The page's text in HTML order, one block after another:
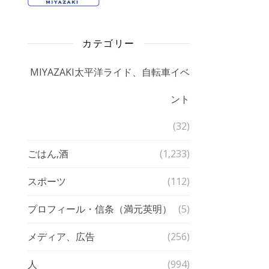
カテゴリー
MIYAZAKI太平洋ライド、自転車イベ
ント
(32)
ごはん,酒 (1,233)
スポーツ (112)
プロフィール・信条（満元英明） (5)
メディア、広告 (256)
人 (994)